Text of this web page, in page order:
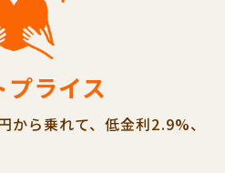
プライス
ら乗れて、低金利2.9%、